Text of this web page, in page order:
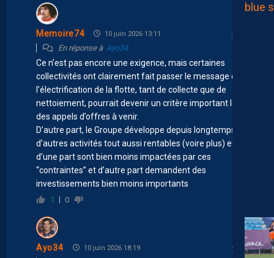
Memoire74 10 juin 2026 13:11
En réponse à Ayo34
Ce n’est pas encore une exigence, mais certaines
collectivités ont clairement fait passer le message que
l’électrification de la flotte, tant de collecte que de
nettoiement, pourrait devenir un critère important lors
des appels d’offres à venir.
D’autre part, le Groupe développe depuis longtemps
d’autres activités tout aussi rentables (voire plus) et qui,
d’une part sont bien moins impactées par ces
“contraintes” et d’autre part demandent des
investissements bien moins importants
1 0
Ayo34 10 juin 2026 18:19